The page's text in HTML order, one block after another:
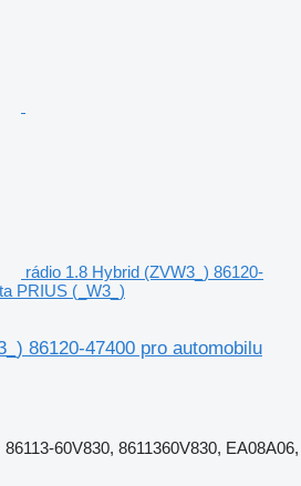
rádio 1.8 Hybrid (ZVW3_) 86120-
PRIUS (_W3_)
86120-47400 pro automobilu
60V830, 8611360V830, EA08A06,